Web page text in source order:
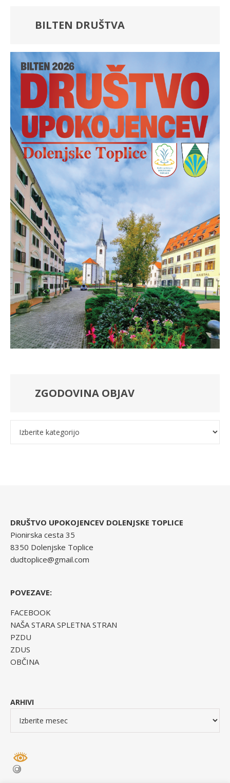
BILTEN DRUŠTVA
ZGODOVINA OBJAV
DRUŠTVO UPOKOJENCEV DOLENJSKE TOPLICE
Pionirska cesta 35
8350 Dolenjske Toplice
dudtoplice@gmail.com
POVEZAVE:
FACEBOOK
NAŠA STARA SPLETNA STRAN
PZDU
ZDUS
OBČINA
ARHIVI